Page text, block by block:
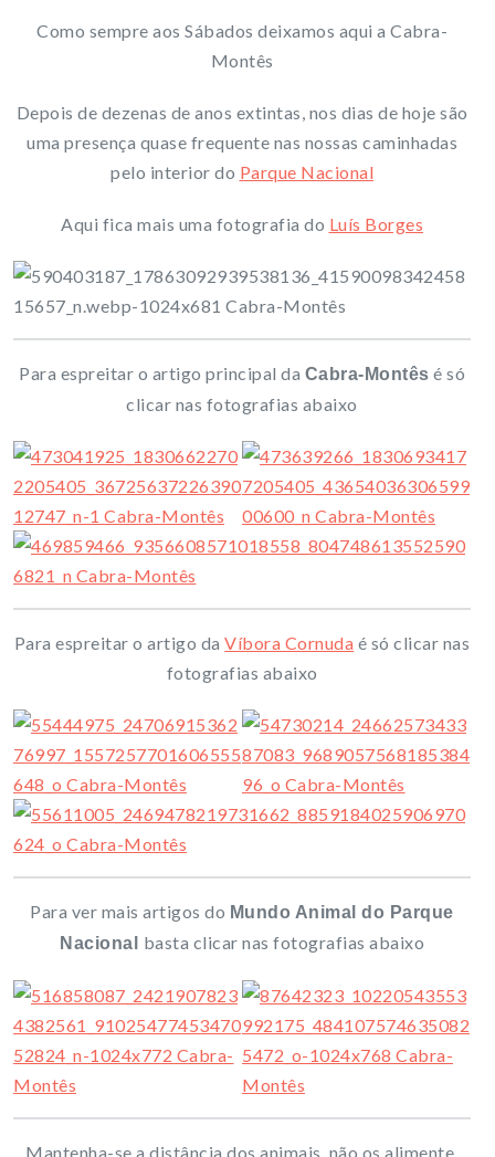
Como sempre aos Sábados deixamos aqui a Cabra-
Montês
Depois de dezenas de anos extintas, nos dias de hoje são
uma presença quase frequente nas nossas caminhadas
pelo interior do Parque Nacional
Aqui fica mais uma fotografia do Luís Borges
Para espreitar o artigo principal da Cabra-Montês é só
clicar nas fotografias abaixo
Para espreitar o artigo daVíbora Cornuda é só clicar nas
fotografias abaixo
Para ver mais artigos do Mundo Animal do Parque
Nacional basta clicar nas fotografias abaixo
Mantenha-se a distância dos animais, não os alimente,